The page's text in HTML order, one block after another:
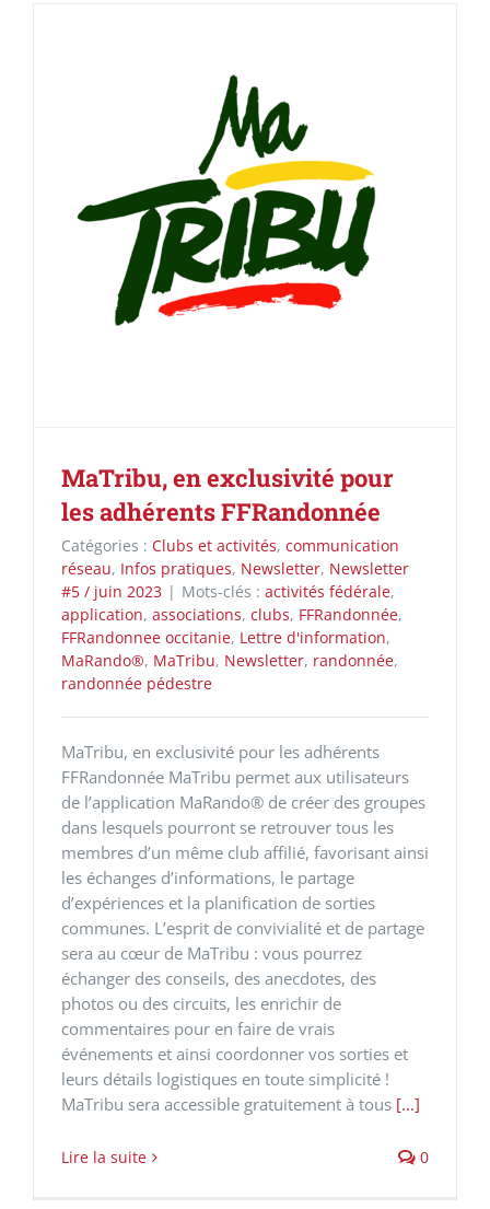
MaTribu, en exclusivité pour
les adhérents FFRandonnée
Catégories : Clubs et activités, communication
réseau, Infos pratiques, Newsletter, Newsletter
#5 / juin 2023 | Mots-clés : activités fédérale,
application, associations, clubs, FFRandonnée,
FFRandonnee occitanie, Lettre d'information,
MaRando®, MaTribu, Newsletter, randonnée,
randonnée pédestre
MaTribu, en exclusivité pour les adhérents
FFRandonnée MaTribu permet aux utilisateurs
de l’application MaRando® de créer des groupes
dans lesquels pourront se retrouver tous les
membres d’un même club affilié, favorisant ainsi
les échanges d’informations, le partage
d’expériences et la planification de sorties
communes. L’esprit de convivialité et de partage
sera au cœur de MaTribu : vous pourrez
échanger des conseils, des anecdotes, des
photos ou des circuits, les enrichir de
commentaires pour en faire de vrais
événements et ainsi coordonner vos sorties et
leurs détails logistiques en toute simplicité !
MaTribu sera accessible gratuitement à tous [...]
Lire la suite 0